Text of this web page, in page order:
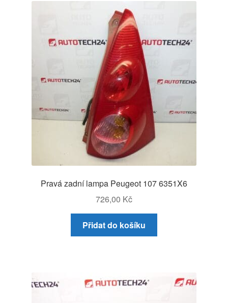
Pravá zadní lampa Peugeot 107 6351X6
726,00 Kč
Přidat do košíku